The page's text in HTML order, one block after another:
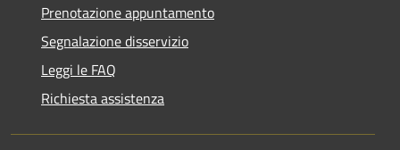
Prenotazione appuntamento
Segnalazione disservizio
Leggi le FAQ
Richiesta assistenza